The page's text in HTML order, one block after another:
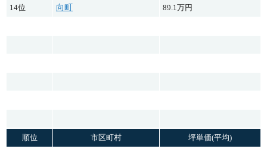
14位 向町 89.1万円
順位 市区町村 坪単価(平均)